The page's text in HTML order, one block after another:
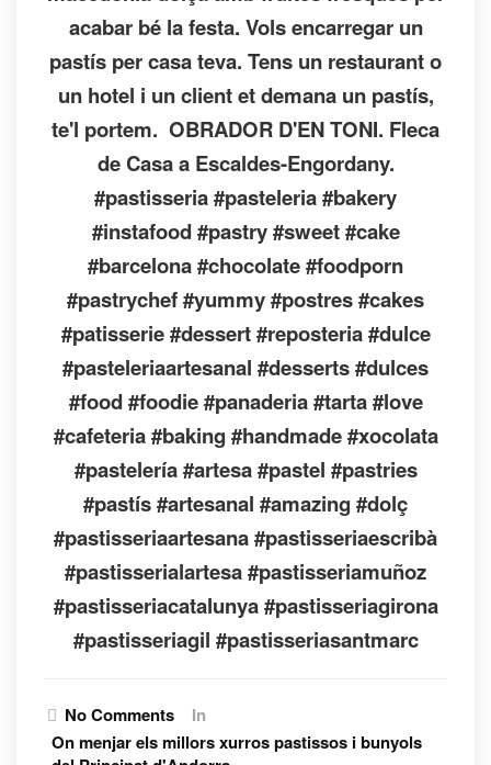
#pastisseria #pasteleria #bakery
#instafood #pastry #sweet #cake
#barcelona #chocolate #foodporn
#pastrychef #yummy #postres #cakes
#patisserie #dessert #reposteria #dulce
#pasteleriaartesanal #desserts #dulces
#food #foodie #panaderia #tarta #love
#cafeteria #baking #handmade #xocolata
#pastelería #artesa #pastel #pastries
#pastís #artesanal #amazing #dolç
#pastisseriaartesana #pastisseriaescribà
#pastisserialartesa #pastisseriamuñoz
#pastisseriacatalunya #pastisseriagirona
#pastisseriagil #pastisseriasantmarc
No Comments
In
On menjar els millors xurros pastissos i bunyols